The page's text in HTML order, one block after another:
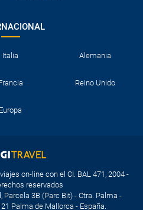
Italia Alemania
Reino Unido
Europa
on-line con el CI. BAL 471, 2004 -
reservados
Parcela 3B (Parc Bit) - Ctra. Palma -
Palma de Mallorca - España.